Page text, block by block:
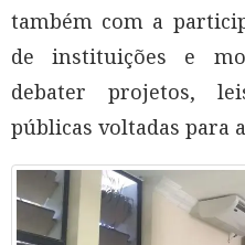
também com a
de instituições e
debater projetos,
públicas voltadas para